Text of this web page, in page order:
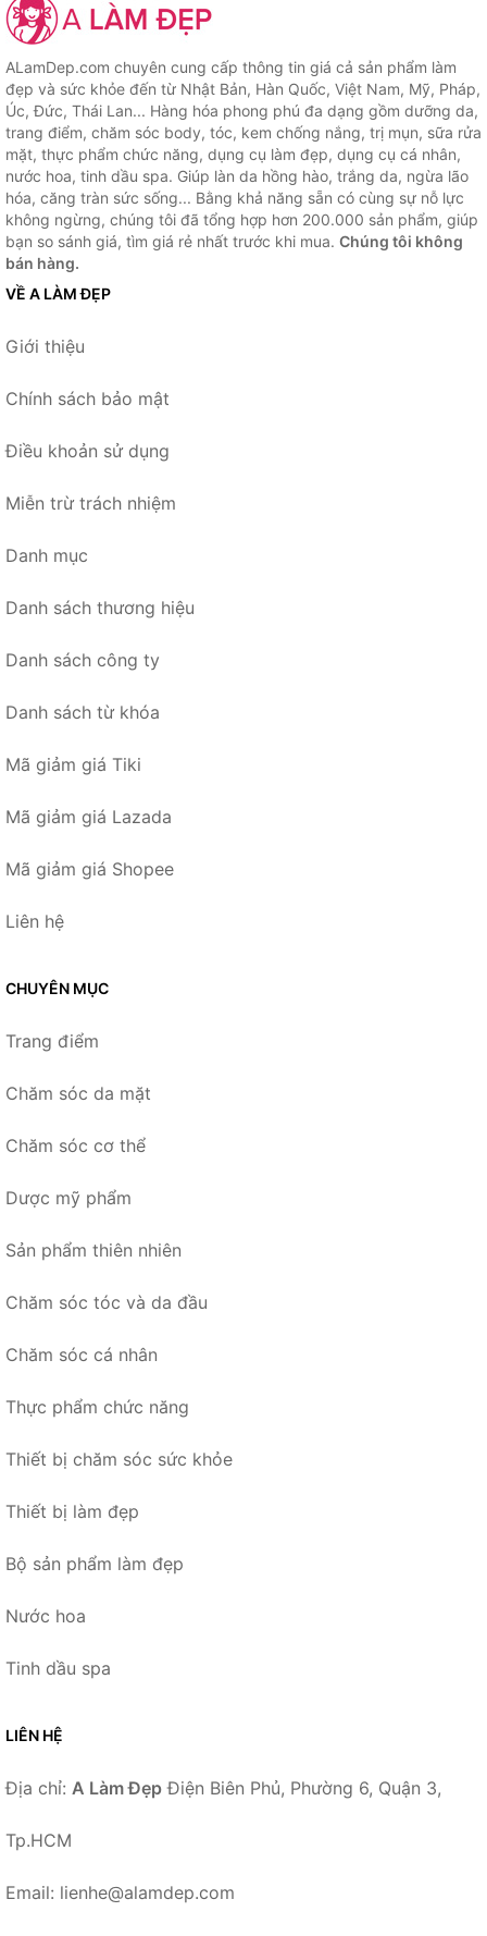
ALamDep.com chuyên cung cấp thông tin giá cả sản phẩm làm
đẹp và sức khỏe đến từ Nhật Bản, Hàn Quốc, Việt Nam, Mỹ, Pháp,
Úc, Đức, Thái Lan... Hàng hóa phong phú đa dạng gồm dưỡng da,
trang điểm, chăm sóc body, tóc, kem chống nắng, trị mụn, sữa rửa
mặt, thực phẩm chức năng, dụng cụ làm đẹp, dụng cụ cá nhân,
nước hoa, tinh dầu spa. Giúp làn da hồng hào, trắng da, ngừa lão
hóa, căng tràn sức sống... Bằng khả năng sẵn có cùng sự nỗ lực
không ngừng, chúng tôi đã tổng hợp hơn 200.000 sản phẩm, giúp
bạn so sánh giá, tìm giá rẻ nhất trước khi mua. Chúng tôi không
bán hàng.
VỀ A LÀM ĐẸP
Giới thiệu
Chính sách bảo mật
Điều khoản sử dụng
Miễn trừ trách nhiệm
Danh mục
Danh sách thương hiệu
Danh sách công ty
Danh sách từ khóa
Mã giảm giá Tiki
Mã giảm giá Lazada
Mã giảm giá Shopee
Liên hệ
CHUYÊN MỤC
Trang điểm
Chăm sóc da mặt
Chăm sóc cơ thể
Dược mỹ phẩm
Sản phẩm thiên nhiên
Chăm sóc tóc và da đầu
Chăm sóc cá nhân
Thực phẩm chức năng
Thiết bị chăm sóc sức khỏe
Thiết bị làm đẹp
Bộ sản phẩm làm đẹp
Nước hoa
Tinh dầu spa
LIÊN HỆ
Địa chỉ: A Làm Đẹp Điện Biên Phủ, Phường 6, Quận 3,
Tp.HCM
Email: lienhe@alamdep.com